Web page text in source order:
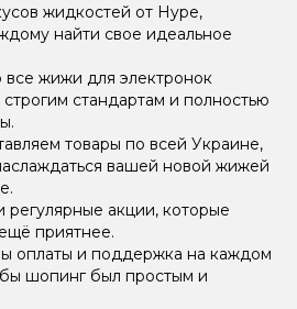
жидкостей от Hype,
найти свое идеальное
все жижи для электронок
стандартам и полностью
товары по всей Украине,
вашей новой жижей
акции, которые
приятнее.
оплаты и поддержка на каждом
шопинг был простым и